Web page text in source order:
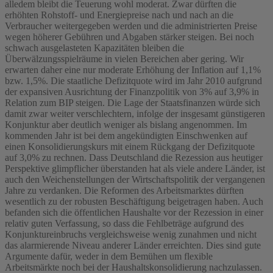
alledem bleibt die Teuerung wohl moderat. Zwar dürften die
erhöhten Rohstoff- und Energiepreise nach und nach an die
Verbraucher weitergegeben werden und die administrierten Preise
wegen höherer Gebühren und Abgaben stärker steigen. Bei noch
schwach ausgelasteten Kapazitäten bleiben die
Überwälzungsspielräume in vielen Bereichen aber gering. Wir
erwarten daher eine nur moderate Erhöhung der Inflation auf 1,1%
bzw. 1,5%. Die staatliche Defizitquote wird im Jahr 2010 aufgrund
der expansiven Ausrichtung der Finanzpolitik von 3% auf 3,9% in
Relation zum BIP steigen. Die Lage der Staatsfinanzen würde sich
damit zwar weiter verschlechtern, infolge der insgesamt günstigeren
Konjunktur aber deutlich weniger als bislang angenommen. Im
kommenden Jahr ist bei dem angekündigten Einschwenken auf
einen Konsolidierungskurs mit einem Rückgang der Defizitquote
auf 3,0% zu rechnen. Dass Deutschland die Rezession aus heutiger
Perspektive glimpflicher überstanden hat als viele andere Länder, ist
auch den Weichenstellungen der Wirtschaftspolitik der vergangenen
Jahre zu verdanken. Die Reformen des Arbeitsmarktes dürften
wesentlich zu der robusten Beschäftigung beigetragen haben. Auch
befanden sich die öffentlichen Haushalte vor der Rezession in einer
relativ guten Verfassung, so dass die Fehlbeträge aufgrund des
Konjunktureinbruchs vergleichsweise wenig zunahmen und nicht
das alarmierende Niveau anderer Länder erreichten. Dies sind gute
Argumente dafür, weder in dem Bemühen um flexible
Arbeitsmärkte noch bei der Haushaltskonsolidierung nachzulassen.